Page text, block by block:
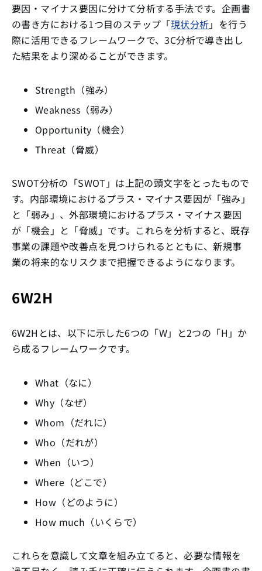
要因・マイナス要因に分けて分析する手法です。企画書
の書き方における1つ目のステップ「現状分析」を行う
際に活用できるフレームワークで、3C分析で導き出し
た結果をより深めることができます。
Strength（強み）
Weakness（弱み）
Opportunity（機会）
Threat（脅威）
SWOT分析の「SWOT」は上記の頭文字をとったもので
す。内部環境におけるプラス・マイナス要因が「強み」
と「弱み」、外部環境におけるプラス・マイナス要因
が「機会」と「脅威」です。これらを分析すると、既存
事業の課題や改善点を見つけられるとともに、新規事
業の将来的なリスクまで把握できるようになります。
6W2H
6W2Hとは、以下に示した6つの「W」と2つの「H」か
ら成るフレームワークです。
What（なに）
Why（なぜ）
Whom（だれに）
Who（だれが）
When（いつ）
Where（どこで）
How（どのように）
How much（いくらで）
これらを意識して文章を組み立てると、必要な情報を